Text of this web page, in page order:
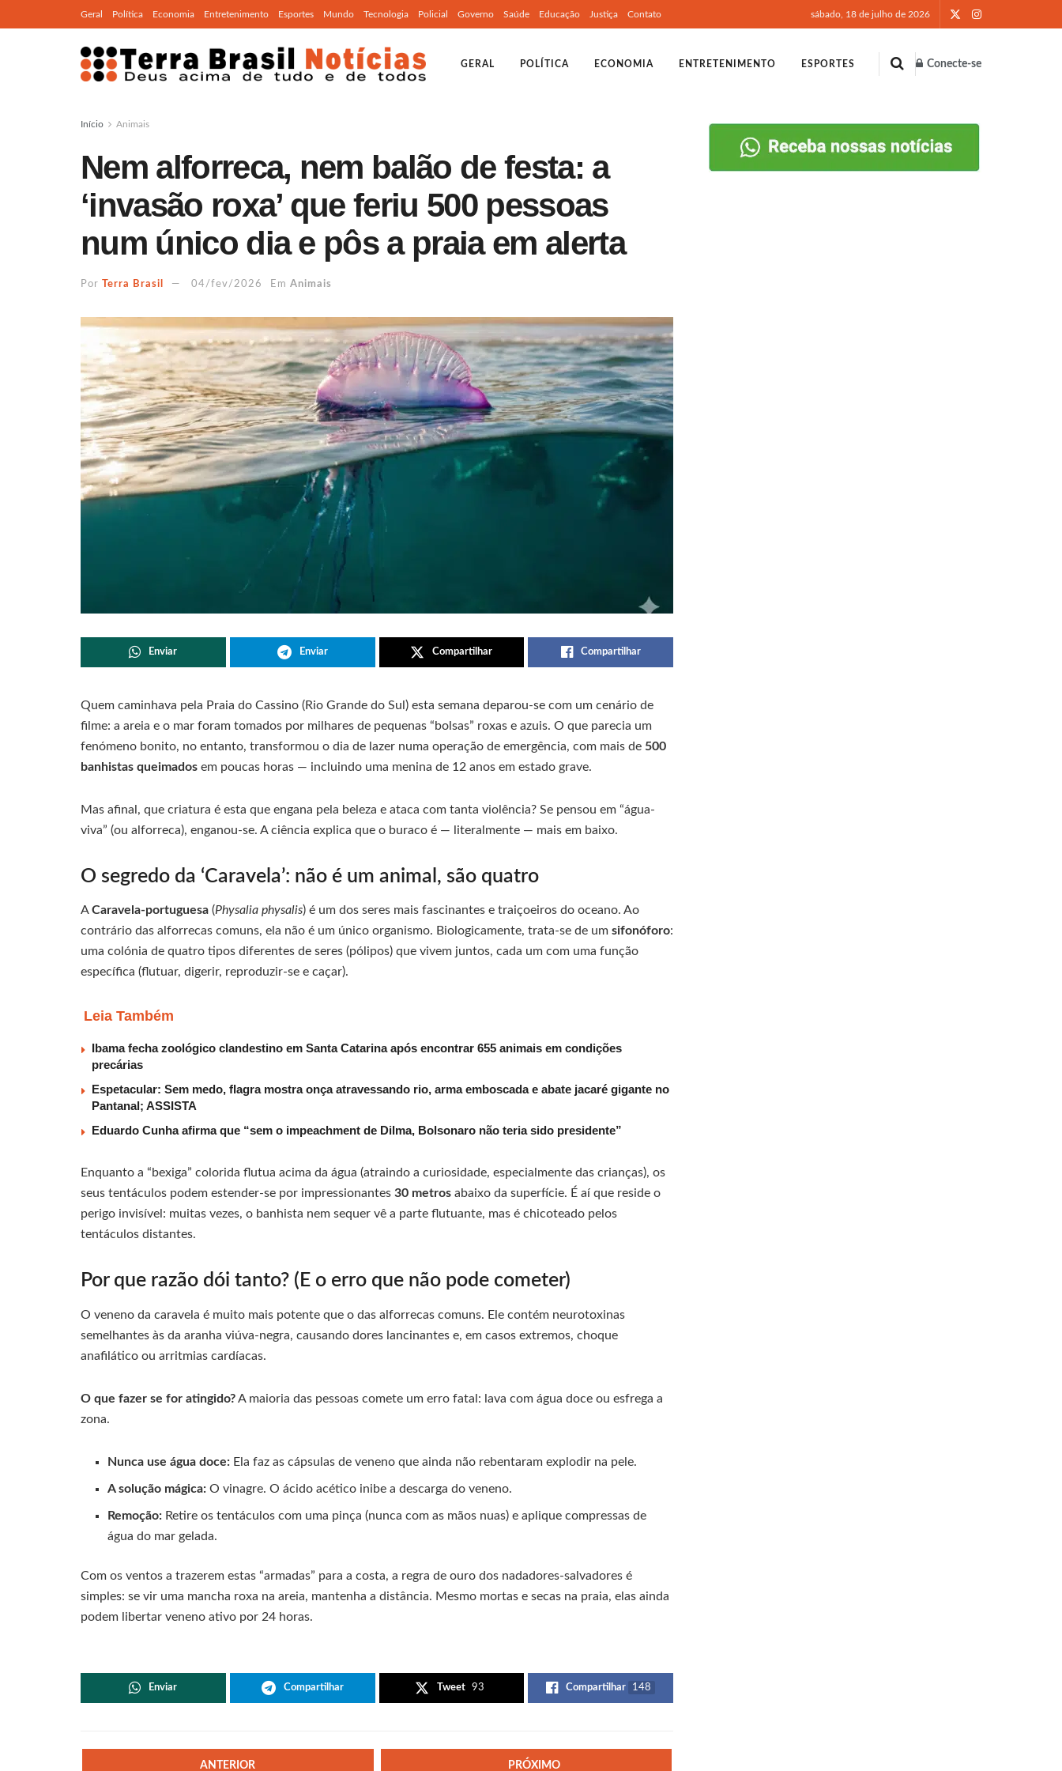
Geral Política Economia Entretenimento Esportes Mundo Tecnologia Policial Governo Saúde Educação Justiça Contato sábado, 18 de julho de 2026
GERAL POLÍTICA ECONOMIA ENTRETENIMENTO ESPORTES Conecte-se
Início Animais
Nem alforreca, nem balão de festa: a
‘invasão roxa’ que feriu 500 pessoas
num único dia e pôs a praia em alerta
Por Terra Brasil 04/fev/2026 Em Animais
Enviar Enviar Compartilhar Compartilhar
Quem caminhava pela Praia do Cassino (Rio Grande do Sul) esta semana deparou-se com um cenário de
filme: a areia e o mar foram tomados por milhares de pequenas “bolsas” roxas e azuis. O que parecia um
fenómeno bonito, no entanto, transformou o dia de lazer numa operação de emergência, com mais de 500
banhistas queimados em poucas horas — incluindo uma menina de 12 anos em estado grave.
Mas afinal, que criatura é esta que engana pela beleza e ataca com tanta violência? Se pensou em “água-
viva” (ou alforreca), enganou-se. A ciência explica que o buraco é — literalmente — mais em baixo.
O segredo da ‘Caravela’: não é um animal, são quatro
ACaravela-portuguesa (Physalia physalis) é um dos seres mais fascinantes e traiçoeiros do oceano. Ao
contrário das alforrecas comuns, ela não é um único organismo. Biologicamente, trata-se de um sifonóforo:
uma colónia de quatro tipos diferentes de seres (pólipos) que vivem juntos, cada um com uma função
específica (flutuar, digerir, reproduzir-se e caçar).
Leia Também
Ibama fecha zoológico clandestino em Santa Catarina após encontrar 655 animais em condições
precárias
Espetacular: Sem medo, flagra mostra onça atravessando rio, arma emboscada e abate jacaré gigante no
Pantanal; ASSISTA
Eduardo Cunha afirma que “sem o impeachment de Dilma, Bolsonaro não teria sido presidente”
Enquanto a “bexiga” colorida flutua acima da água (atraindo a curiosidade, especialmente das crianças), os
seus tentáculos podem estender-se por impressionantes 30 metros abaixo da superfície. É aí que reside o
perigo invisível: muitas vezes, o banhista nem sequer vê a parte flutuante, mas é chicoteado pelos
tentáculos distantes.
Por que razão dói tanto? (E o erro que não pode cometer)
O veneno da caravela é muito mais potente que o das alforrecas comuns. Ele contém neurotoxinas
semelhantes às da aranha viúva-negra, causando dores lancinantes e, em casos extremos, choque
anafilático ou arritmias cardíacas.
O que fazer se for atingido?A maioria das pessoas comete um erro fatal: lava com água doce ou esfrega a
zona.
Nunca use água doce: Ela faz as cápsulas de veneno que ainda não rebentaram explodir na pele.
A solução mágica: O vinagre. O ácido acético inibe a descarga do veneno.
Remoção: Retire os tentáculos com uma pinça (nunca com as mãos nuas) e aplique compressas de
água do mar gelada.
Com os ventos a trazerem estas “armadas” para a costa, a regra de ouro dos nadadores-salvadores é
simples: se vir uma mancha roxa na areia, mantenha a distância. Mesmo mortas e secas na praia, elas ainda
podem libertar veneno ativo por 24 horas.
Enviar Compartilhar Tweet 93 Compartilhar 148
ANTERIOR PRÓXIMO